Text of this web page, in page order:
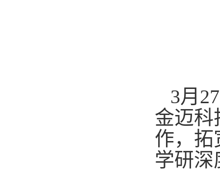
3月
金迈科
作，拓
学研深